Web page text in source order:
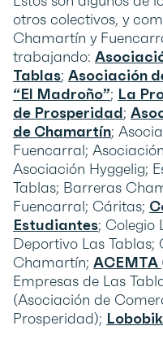
otros colectivos, y
Chamartín y
trabajando:
Tablas; Asociación
“El Madroño”; La
de Prosperidad;
de Chamartín;
Fuencarral;
Asociación Hyggelig;
Tablas; Barreras
Fuencarral; Cáritas;
Estudiantes; Colegio
Deportivo Las
Chamartín; ACEMTA
Empresas de Las
(Asociación de
Prosperidad);